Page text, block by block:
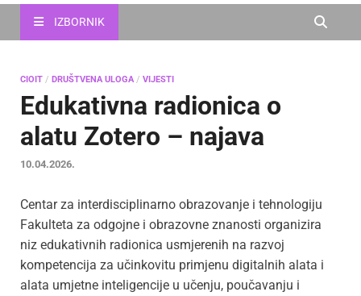
IZBORNIK
CIOIT / DRUŠTVENA ULOGA/ VIJESTI
Edukativna radionica o
alatu Zotero – najava
10.04.2026.
Centar za interdisciplinarno obrazovanje i tehnologiju
Fakulteta za odgojne i obrazovne znanosti organizira
niz edukativnih radionica usmjerenih na razvoj
kompetencija za učinkovitu primjenu digitalnih alata i
alata umjetne inteligencije u učenju, poučavanju i